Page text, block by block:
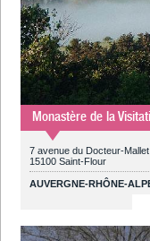
Monastère de la
7 avenue du Docteur-Mallet
15100 Saint-Flour
AUVERGNE-RHÔNE-